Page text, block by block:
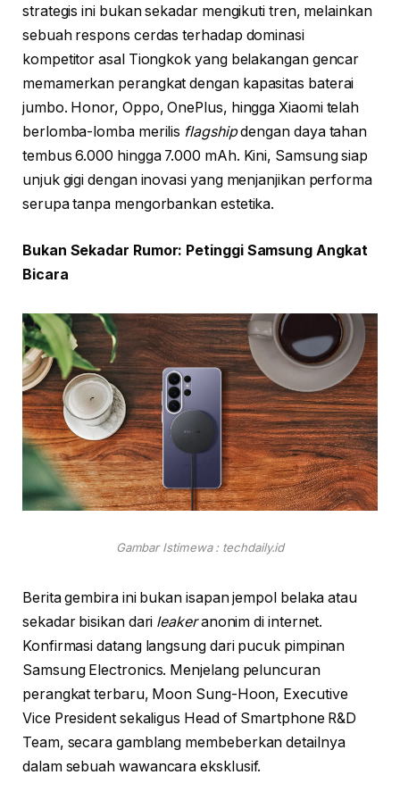
strategis ini bukan sekadar mengikuti tren, melainkan
sebuah respons cerdas terhadap dominasi
kompetitor asal Tiongkok yang belakangan gencar
memamerkan perangkat dengan kapasitas baterai
jumbo. Honor, Oppo, OnePlus, hingga Xiaomi telah
berlomba-lomba merilis flagshipdengan daya tahan
tembus 6.000 hingga 7.000 mAh. Kini, Samsung siap
unjuk gigi dengan inovasi yang menjanjikan performa
serupa tanpa mengorbankan estetika.
Bukan Sekadar Rumor: Petinggi Samsung Angkat
Bicara
Gambar Istimewa : techdaily.id
Berita gembira ini bukan isapan jempol belaka atau
sekadar bisikan dari leakeranonim di internet.
Konfirmasi datang langsung dari pucuk pimpinan
Samsung Electronics. Menjelang peluncuran
perangkat terbaru, Moon Sung-Hoon, Executive
Vice President sekaligus Head of Smartphone R&D
Team, secara gamblang membeberkan detailnya
dalam sebuah wawancara eksklusif.